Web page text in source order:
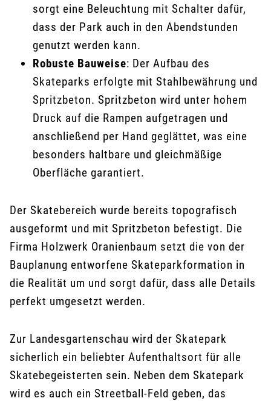
sorgt eine Beleuchtung mit Schalter dafür,
dass der Park auch in den Abendstunden
genutzt werden kann.
Robuste Bauweise: Der Aufbau des
Skateparks erfolgte mit Stahlbewährung und
Spritzbeton. Spritzbeton wird unter hohem
Druck auf die Rampen aufgetragen und
anschließend per Hand geglättet, was eine
besonders haltbare und gleichmäßige
Oberfläche garantiert.
Der Skatebereich wurde bereits topografisch
ausgeformt und mit Spritzbeton befestigt. Die
Firma Holzwerk Oranienbaum setzt die von der
Bauplanung entworfene Skateparkformation in
die Realität um und sorgt dafür, dass alle Details
perfekt umgesetzt werden.
Zur Landesgartenschau wird der Skatepark
sicherlich ein beliebter Aufenthaltsort für alle
Skatebegeisterten sein. Neben dem Skatepark
wird es auch ein Streetball-Feld geben, das